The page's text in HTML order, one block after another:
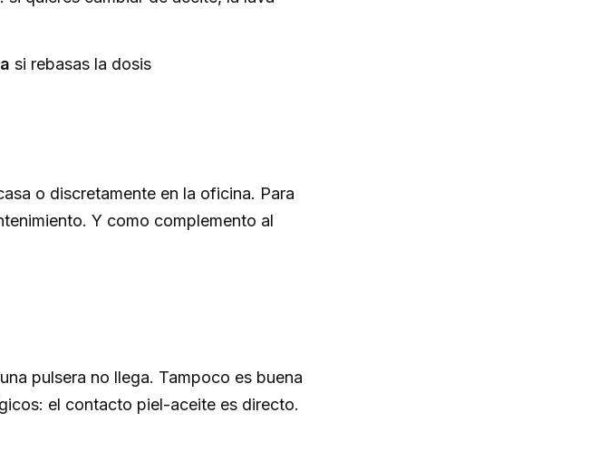
si rebasas la dosis
o discretamente en la oficina. Para
Y como complemento al
pulsera no llega. Tampoco es buena
el contacto piel-aceite es directo.